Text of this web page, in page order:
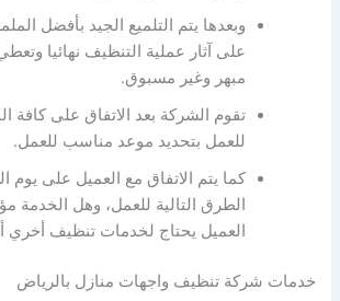
وبعدها يتم التلميع الجيد بأفضل
على آثار عملية التنظيف نهائيا
مبهر وغير مسبوق.
تقوم الشركة بعد الاتفاق على كافة
للعمل بتحديد موعد مناسب للعمل.
كما يتم الاتفاق مع العميل على يوم
الطرق التالية للعمل، وهل الخدمة
العميل يحتاج لخدمات تنظيف أخري
خدمات شركة تنظيف واجهات منازل بالرياض